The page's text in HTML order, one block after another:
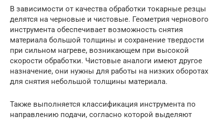
В зависимости от качества обработки токарные резцы
делятся на черновые и чистовые. Геометрия чернового
инструмента обеспечивает возможность снятия
материала большой толщины и сохранение твердости
при сильном нагреве, возникающем при высокой
скорости обработки. Чистовые аналоги имеют другое
назначение, они нужны для работы на низких оборотах
для снятия небольшой толщины материала.
Также выполняется классификация инструмента по
направлению подачи, согласно которой выделяют